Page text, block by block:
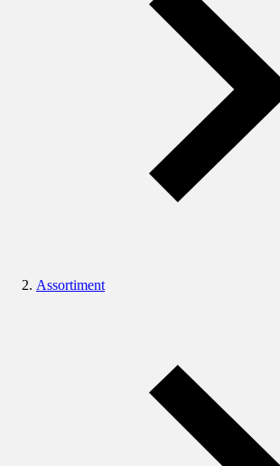
Assortiment